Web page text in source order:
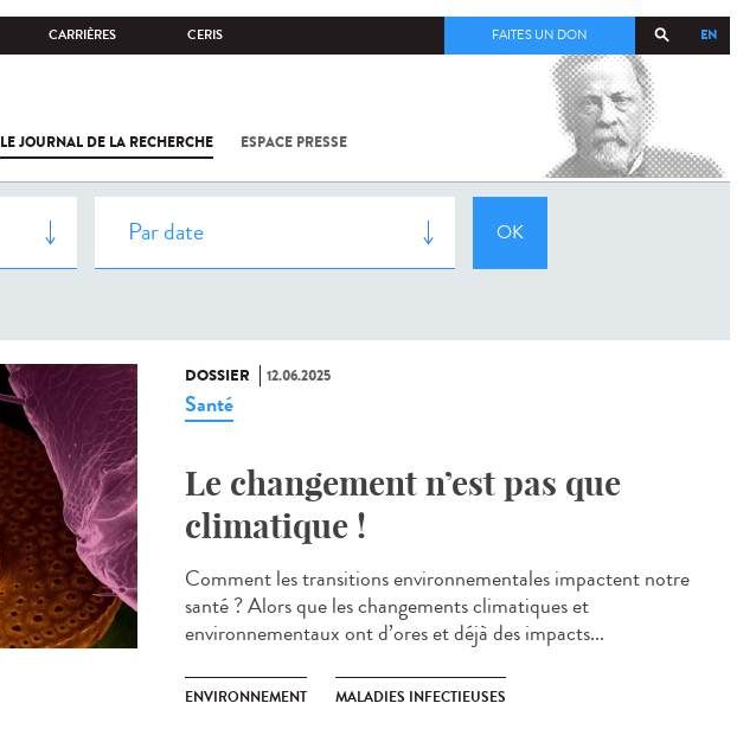
CARRIÈRES CERIS EN
FAITES UN DON
LE JOURNAL DE LA RECHERCHE ESPACE PRESSE
COV-2 /
L'INSTITUT
PASTEUR
DOSSIER 12.06.2025
Santé
Le changement n’est pas que
climatique !
Comment les transitions environnementales impactent notre
santé ? Alors que les changements climatiques et
environnementaux ont d’ores et déjà des impacts...
ENVIRONNEMENT MALADIES INFECTIEUSES